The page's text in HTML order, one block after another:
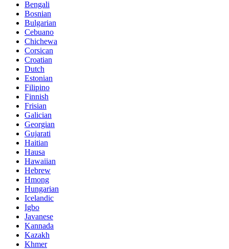
Bengali
Bosnian
Bulgarian
Cebuano
Chichewa
Corsican
Croatian
Dutch
Estonian
Filipino
Finnish
Frisian
Galician
Georgian
Gujarati
Haitian
Hausa
Hawaiian
Hebrew
Hmong
Hungarian
Icelandic
Igbo
Javanese
Kannada
Kazakh
Khmer